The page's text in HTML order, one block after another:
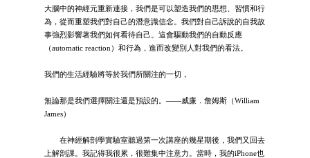
大腦中的神經元重新連接，我們是可以塑造我們的思想、習慣和行
為，從而重塑我們對自己的潛意識信念。我們對自己訴說的自我故
事強烈影響著我們如何看待自己。這會驅動我們的自動反應
（automatic reaction）和行為，進而改變別人對我們的看法。
我們的生活經驗將等於我們所關注的一切，
無論那是我們選擇關注還是預設的。——威廉．詹姆斯（William
James）
在神經解剖學實驗室聽過第一次講座的幾星期後，我們又回去
上解剖課。我記得我很累，很難集中注意力。當時，我的iPhone也